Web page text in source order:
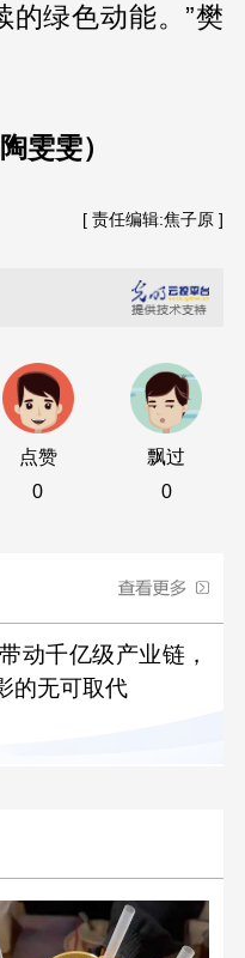
的绿色动能。”樊
雯雯）
[ 责任编辑:焦子原 ]
点赞
0
飘过
0
动千亿级产业链，
的无可取代